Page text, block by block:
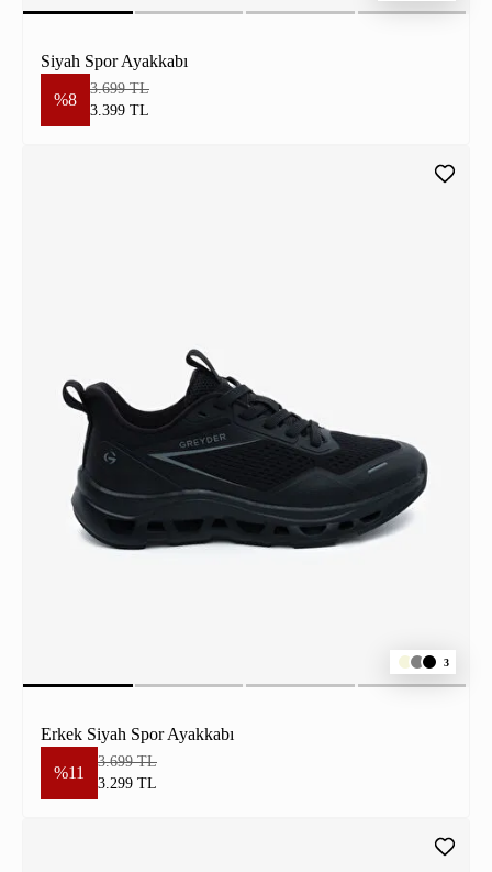
Siyah Spor Ayakkabı
%8
3.699 TL
3.399 TL
3
Erkek Siyah Spor Ayakkabı
%11
3.699 TL
3.299 TL